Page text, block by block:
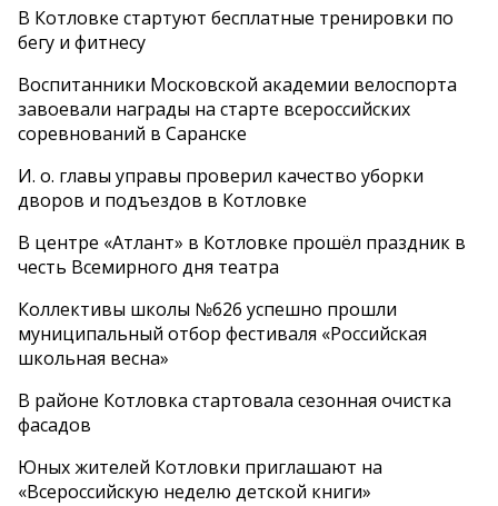
В Котловке стартуют бесплатные тренировки по
бегу и фитнесу
Воспитанники Московской академии велоспорта
завоевали награды на старте всероссийских
соревнований в Саранске
И. о. главы управы проверил качество уборки
дворов и подъездов в Котловке
В центре «Атлант» в Котловке прошёл праздник в
честь Всемирного дня театра
Коллективы школы №626 успешно прошли
муниципальный отбор фестиваля «Российская
школьная весна»
В районе Котловка стартовала сезонная очистка
фасадов
Юных жителей Котловки приглашают на
«Всероссийскую неделю детской книги»